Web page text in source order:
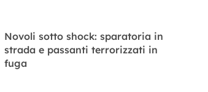
Novoli sotto shock: sparatoria in
strada e passanti terrorizzati in
fuga